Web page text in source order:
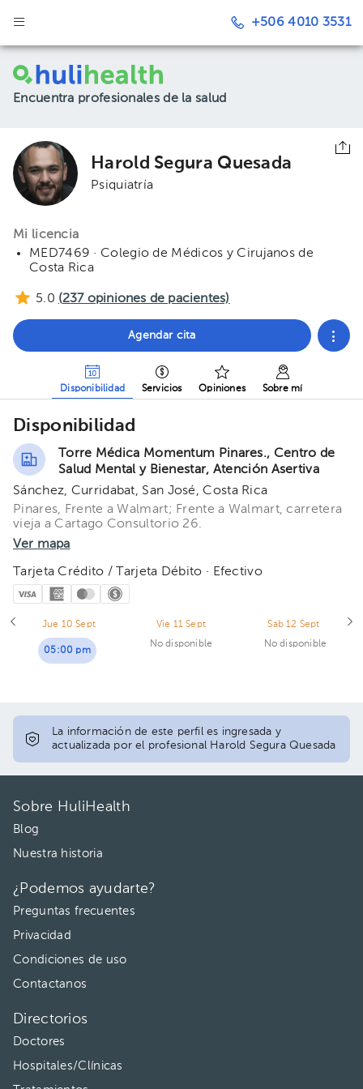
+506 4010 3531
Encuentra profesionales de la salud
Harold Segura Quesada
Psiquiatría
Mi licencia
MED7469 · Colegio de Médicos y Cirujanos de
Costa Rica
5.0 (237 opiniones de pacientes)
Agendar cita
Disponibilidad Servicios Opiniones Sobre mí
Disponibilidad
Torre Médica Momentum Pinares., Centro de
Salud Mental y Bienestar, Atención Asertiva
Sánchez, Curridabat, San José, Costa Rica
Pinares, Frente a Walmart; Frente a Walmart, carretera
vieja a Cartago Consultorio 26.
Ver mapa
Tarjeta Crédito / Tarjeta Débito · Efectivo
Jue 10 Sept
05:00 pm
Vie 11 Sept
No disponible
Sáb 12 Sept
No disponible
La información de este perfil es ingresada y
actualizada por el profesional Harold Segura Quesada
Sobre HuliHealth
Blog
Nuestra historia
¿Podemos ayudarte?
Preguntas frecuentes
Privacidad
Condiciones de uso
Contactanos
Directorios
Doctores
Hospitales/Clínicas